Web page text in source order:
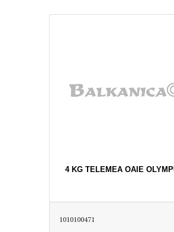
4 KG TELEMEA OAIE
1010100471